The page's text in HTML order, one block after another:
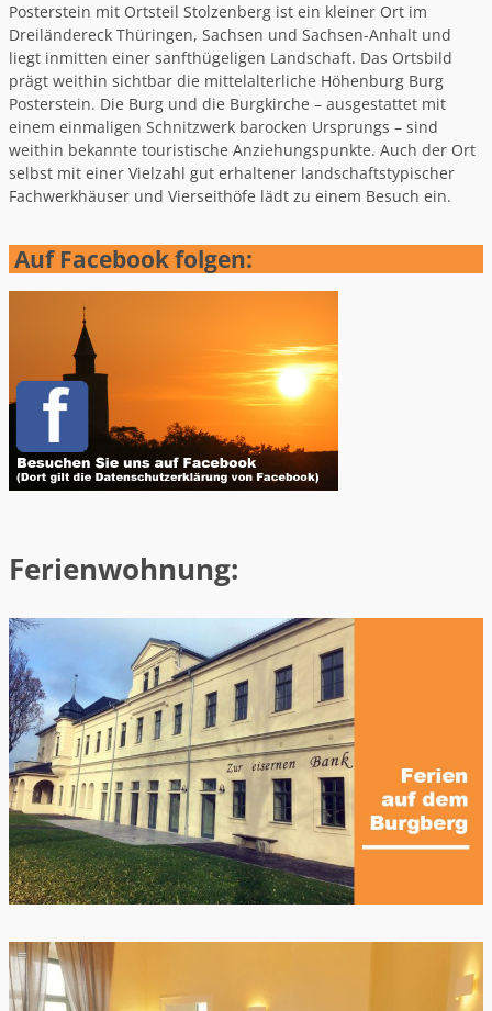
Posterstein mit Ortsteil Stolzenberg ist ein kleiner Ort im
Dreiländereck Thüringen, Sachsen und Sachsen-Anhalt und
liegt inmitten einer sanfthügeligen Landschaft. Das Ortsbild
prägt weithin sichtbar die mittelalterliche Höhenburg Burg
Posterstein. Die Burg und die Burgkirche – ausgestattet mit
einem einmaligen Schnitzwerk barocken Ursprungs – sind
weithin bekannte touristische Anziehungspunkte. Auch der Ort
selbst mit einer Vielzahl gut erhaltener landschaftstypischer
Fachwerkhäuser und Vierseithöfe lädt zu einem Besuch ein.
Auf Facebook folgen:
Ferienwohnung: